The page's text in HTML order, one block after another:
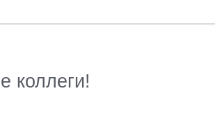
коллеги!